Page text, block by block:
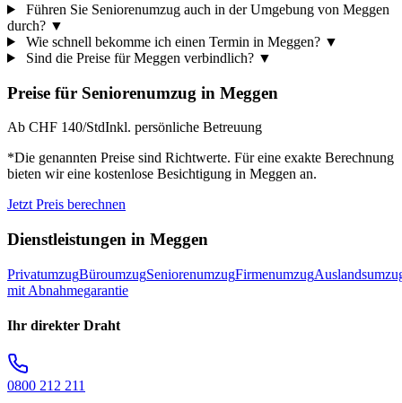
Führen Sie Seniorenumzug auch in der Umgebung von Meggen
durch? ▼
Wie schnell bekomme ich einen Termin in Meggen? ▼
Sind die Preise für Meggen verbindlich? ▼
Preise für Seniorenumzug in Meggen
Ab CHF 140/StdInkl. persönliche Betreuung
*Die genannten Preise sind Richtwerte. Für eine exakte Berechnung
bieten wir eine kostenlose Besichtigung in Meggen an.
Jetzt Preis berechnen
Dienstleistungen in Meggen
PrivatumzugBüroumzugSeniorenumzugFirmenumzug
mit Abnahmegarantie
Ihr direkter Draht
0800 212 211